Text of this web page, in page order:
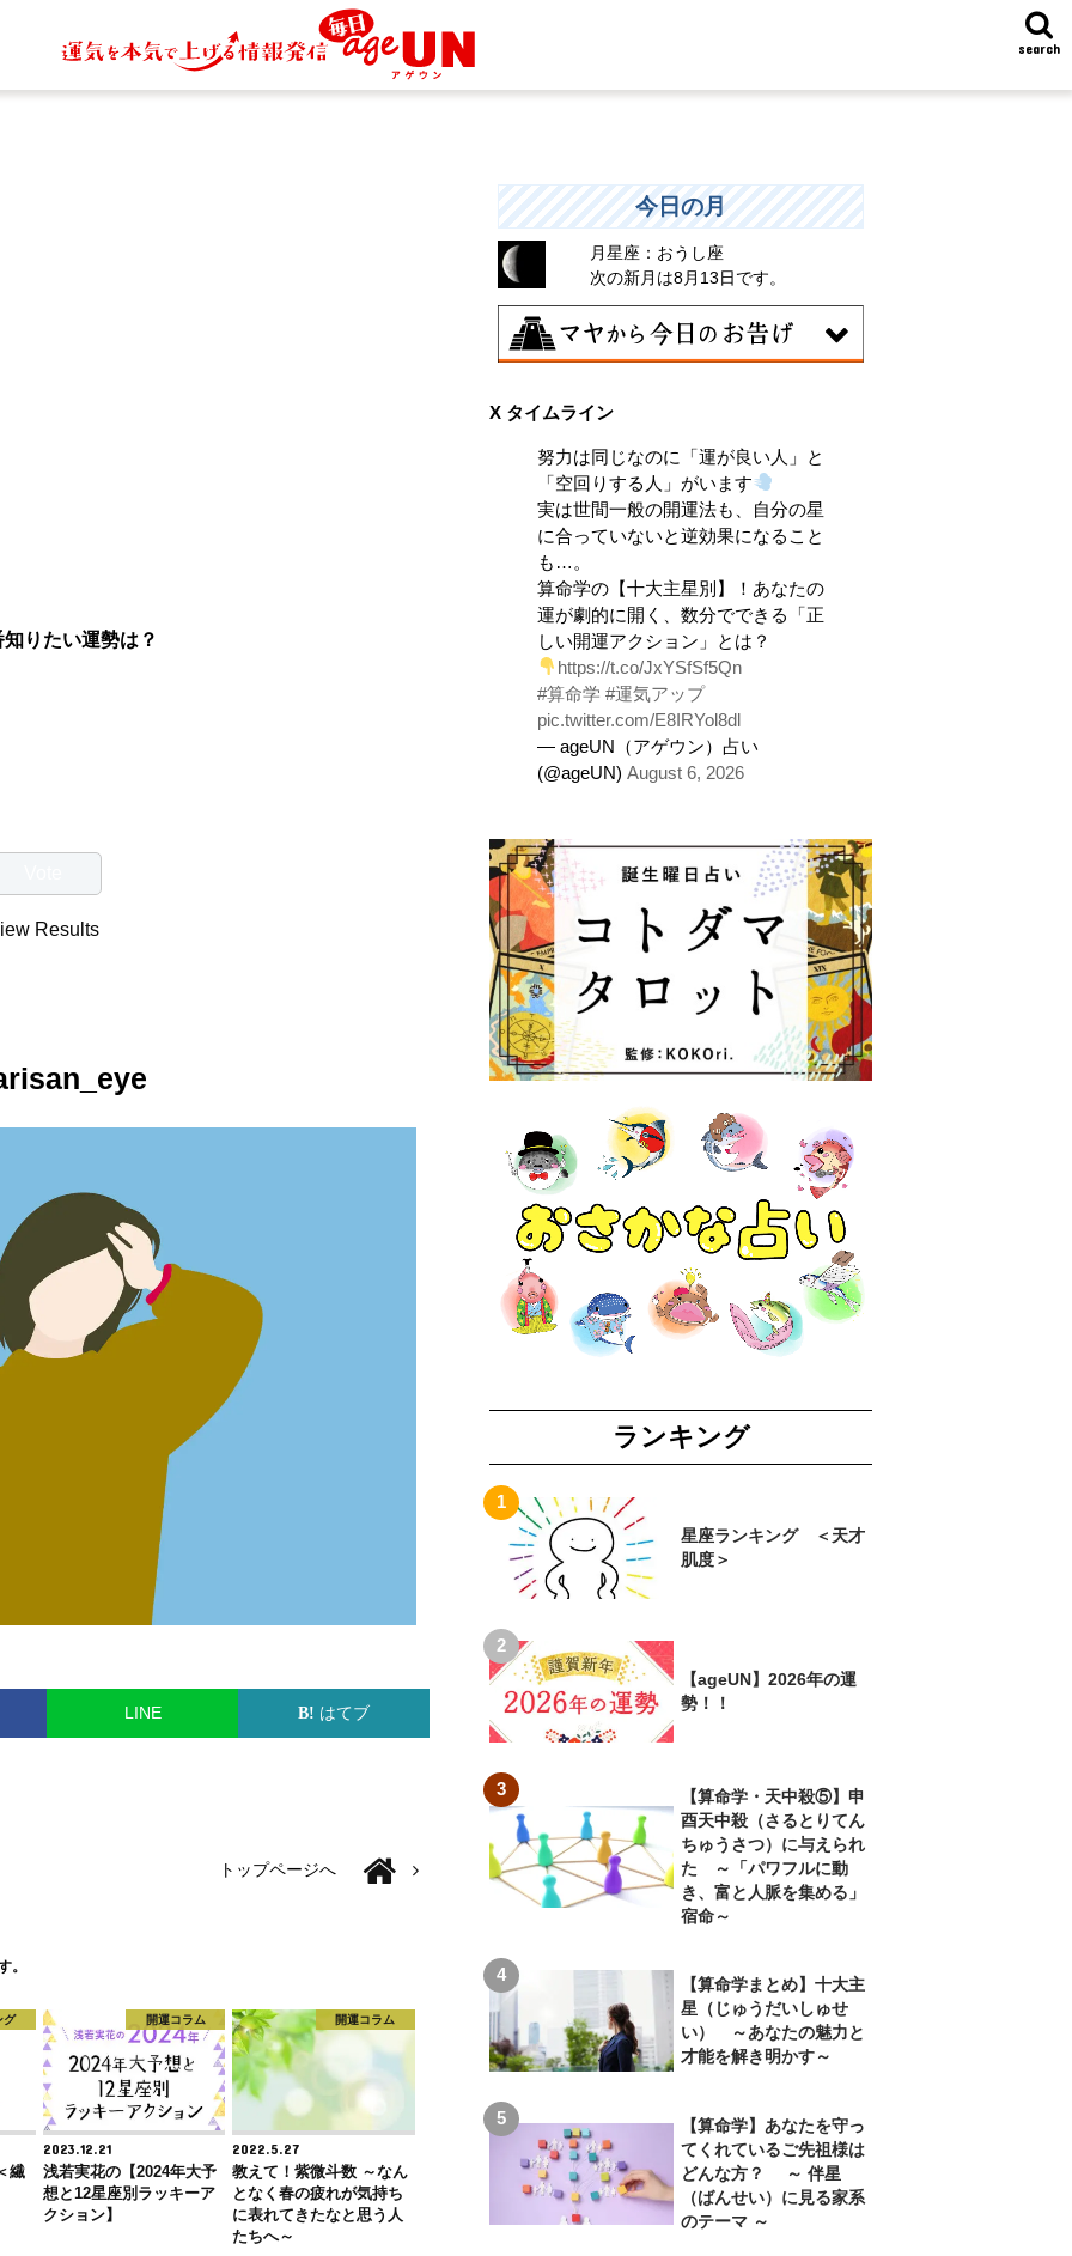
search
りたい運勢は？
Results
LINE はてブ
トップページへ
。
グ
繊
開運コラム
2023.12.21
浅若実花の【2024年大予
想と12星座別ラッキーア
クション】
開運コラム
2022.5.27
教えて！紫微斗数 ～なん
となく春の疲れが気持ち
に表れてきたなと思う人
たちへ～
今日の月
月星座：おうし座
次の新月は8月13日です。
伝統や歴史的な過去のやり方・道筋を踏襲
する日。あなたの直感で伝統を踏まえ、伝
統を乗り越えるひらめきを。
X タイムライン
努力は同じなのに「運が良い人」と
「空回りする人」がいます
実は世間一般の開運法も、自分の星
に合っていないと逆効果になること
も…。
算命学の【十大主星別】！あなたの
運が劇的に開く、数分でできる「正
しい開運アクション」とは？
https://t.co/JxYSfSf5Qn
#算命学 #運気アップ
pic.twitter.com/E8IRYol8dl
— ageUN（アゲウン）占い
(@ageUN) August 6, 2026
ランキング
星座ランキング ＜天才
肌度＞
【ageUN】2026年の運
勢！！
【算命学・天中殺⑤】申
酉天中殺（さるとりてん
ちゅうさつ）に与えられ
た ～「パワフルに動
き、富と人脈を集める」
宿命～
【算命学まとめ】十大主
星（じゅうだいしゅせ
い） ～あなたの魅力と
才能を解き明かす～
【算命学】あなたを守っ
てくれているご先祖様は
どんな方？ ～ 伴星
（ばんせい）に見る家系
のテーマ ～